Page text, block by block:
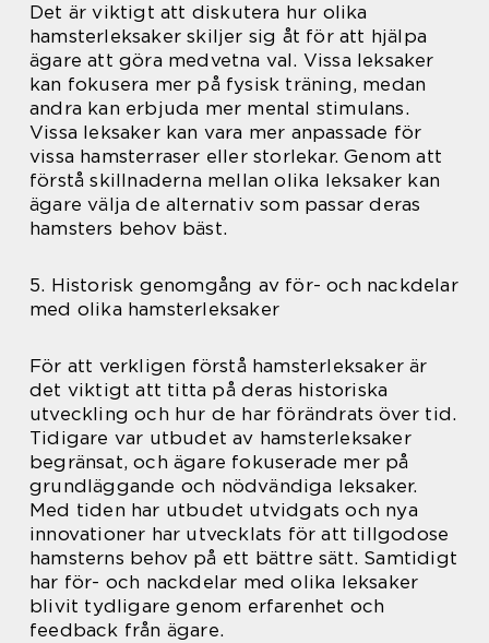
Det är viktigt att diskutera hur olika
hamsterleksaker skiljer sig åt för att hjälpa
ägare att göra medvetna val. Vissa leksaker
kan fokusera mer på fysisk träning, medan
andra kan erbjuda mer mental stimulans.
Vissa leksaker kan vara mer anpassade för
vissa hamsterraser eller storlekar. Genom att
förstå skillnaderna mellan olika leksaker kan
ägare välja de alternativ som passar deras
hamsters behov bäst.
5. Historisk genomgång av för- och nackdelar
med olika hamsterleksaker
För att verkligen förstå hamsterleksaker är
det viktigt att titta på deras historiska
utveckling och hur de har förändrats över tid.
Tidigare var utbudet av hamsterleksaker
begränsat, och ägare fokuserade mer på
grundläggande och nödvändiga leksaker.
Med tiden har utbudet utvidgats och nya
innovationer har utvecklats för att tillgodose
hamsterns behov på ett bättre sätt. Samtidigt
har för- och nackdelar med olika leksaker
blivit tydligare genom erfarenhet och
feedback från ägare.